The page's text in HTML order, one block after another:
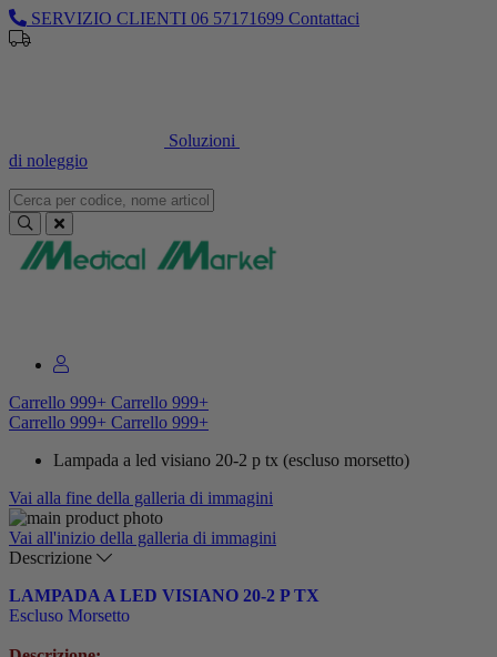
SERVIZIO CLIENTI 06 57171699 Contattaci
Soluzioni
di noleggio
Carrello 999+ Carrello 999+
Carrello 999+ Carrello 999+
Lampada a led visiano 20-2 p tx (escluso morsetto)
Vai alla fine della galleria di immagini
Vai all'inizio della galleria di immagini
Descrizione
LAMPADA A LED VISIANO 20-2 P TX
Escluso Morsetto